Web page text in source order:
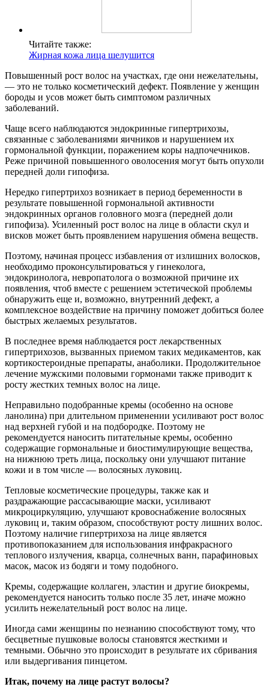
Читайте также:
Жирная кожа лица шелушится
Повышенный рост волос на участках, где они нежелательны,
— это не только косметический дефект. Появление у женщин
бороды и усов может быть симптомом различных
заболеваний.
Чаще всего наблюдаются эндокринные гипертрихозы,
связанные с заболеваниями яичников и нарушением их
гормональной функции, поражением коры надпочечников.
Реже причиной повышенного оволосения могут быть опухоли
передней доли гипофиза.
Нередко гипертрихоз возникает в период беременности в
результате повышенной гормональной активности
эндокринных органов головного мозга (передней доли
гипофиза). Усиленный рост волос на лице в области скул и
висков может быть проявлением нарушения обмена веществ.
Поэтому, начиная процесс избавления от излишних волосков,
необходимо проконсультироваться у гинеколога,
эндокринолога, невропатолога о возможной причине их
появления, чтоб вместе с решением эстетической проблемы
обнаружить еще и, возможно, внутренний дефект, а
комплексное воздействие на причину поможет добиться более
быстрых желаемых результатов.
В последнее время наблюдается рост лекарственных
гипертрихозов, вызванных приемом таких медикаментов, как
кортикостероидные препараты, анаболики. Продолжительное
лечение мужскими половыми гормонами также приводит к
росту жестких темных волос на лице.
Неправильно подобранные кремы (особенно на основе
ланолина) при длительном применении усиливают рост волос
над верхней губой и на подбородке. Поэтому не
рекомендуется наносить питательные кремы, особенно
содержащие гормональные и биостимулирующие вещества,
на нижнюю треть лица, поскольку они улучшают питание
кожи и в том числе — волосяных луковиц.
Тепловые косметические процедуры, также как и
раздражающие рассасывающие маски, усиливают
микроциркуляцию, улучшают кровоснабжение волосяных
луковиц и, таким образом, способствуют росту лишних волос.
Поэтому наличие гипертрихоза на лице является
противопоказанием для использования инфракрасного
теплового излучения, кварца, солнечных ванн, парафиновых
масок, масок из бодяги и тому подобного.
Кремы, содержащие коллаген, эластин и другие биокремы,
рекомендуется наносить только после 35 лет, иначе можно
усилить нежелательный рост волос на лице.
Иногда сами женщины по незнанию способствуют тому, что
бесцветные пушковые волосы становятся жесткими и
темными. Обычно это происходит в результате их сбривания
или выдергивания пинцетом.
Итак, почему на лице растут волосы?